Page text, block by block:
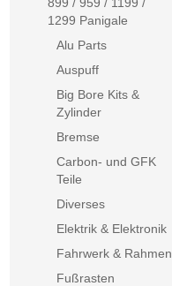
1299 Panigale
Alu Parts
Auspuff
Big Bore Kits &
Zylinder
Bremse
Carbon- und GFK
Teile
Diverses
Elektrik & Elektronik
Fahrwerk & Rahmen
Fußrasten